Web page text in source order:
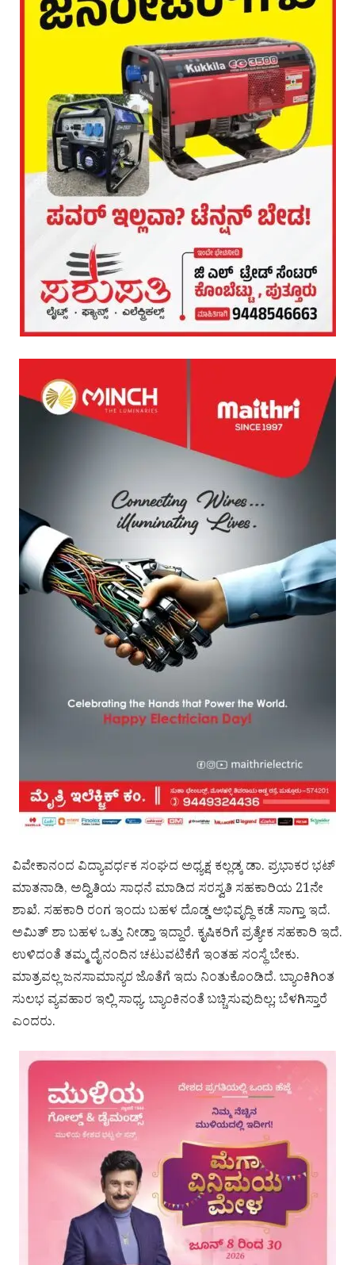
ವಿವೇಕಾನಂದ ವಿದ್ಯಾವರ್ಧಕ ಸಂಘದ ಅಧ್ಯಕ್ಷ ಕಲ್ಲಡ್ಕ ಡಾ. ಪ್ರಭಾಕರ ಭಟ್
ಮಾತನಾಡಿ, ಅದ್ವಿತಿಯ ಸಾಧನೆ ಮಾಡಿದ ಸರಸ್ವತಿ ಸಹಕಾರಿಯ 21ನೇ
ಶಾಖೆ. ಸಹಕಾರಿ ರಂಗ ಇಂದು ಬಹಳ ದೊಡ್ಡ ಅಭಿವೃದ್ಧಿ ಕಡೆ ಸಾಗ್ತಾ ಇದೆ.
ಅಮಿತ್ ಶಾ ಬಹಳ ಒತ್ತು ನೀಡ್ತಾ ಇದ್ದಾರೆ. ಕೃಷಿಕರಿಗೆ ಪ್ರತ್ಯೇಕ ಸಹಕಾರಿ ಇದೆ.
ಉಳಿದಂತೆ ತಮ್ಮ ದೈನಂದಿನ ಚಟುವಟಿಕೆಗೆ ಇಂತಹ ಸಂಸ್ಥೆ ಬೇಕು.
ಮಾತ್ರವಲ್ಲ ಜನಸಾಮಾನ್ಯರ ಜೊತೆಗೆ ಇದು ನಿಂತುಕೊಂಡಿದೆ. ಬ್ಯಾಂಕಿಗಿಂತ
ಸುಲಭ ವ್ಯವಹಾರ ಇಲ್ಲಿ ಸಾಧ್ಯ. ಬ್ಯಾಂಕಿನಂತೆ ಬಚ್ಚಿಸುವುದಿಲ್ಲ; ಬೆಳಗಿಸ್ತಾರೆ
ಎಂದರು.